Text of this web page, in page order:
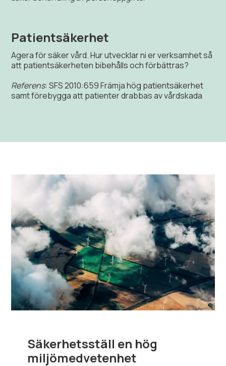
Patientsäkerhet
Agera för säker vård. Hur utvecklar ni er verksamhet så
att patientsäkerheten bibehålls och förbättras?
Referens: SFS 2010:659 Främja hög patientsäkerhet
samt förebygga att patienter drabbas av vårdskada
Säkerhetsställ en hög
miljömedvetenhet